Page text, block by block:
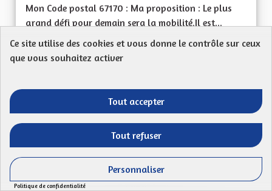
Mon Code postal 67170 : Ma proposition : Le plus
grand défi pour demain sera la mobilité.Il est...
Filtrer les résultats de la catégorie : Les transitions
Les transitions énergétiques, écologiques,
environnementales et climatiques
52 52 ABONNÉS
SUIVRE
CRÉER DES
VOIR LA PROPOSITION
Ce site utilise des cookies et vous donne le contrôle sur ceux
que vous souhaitez activer
Tout accepter
Tout refuser
Personnaliser
Politique de confidentialité